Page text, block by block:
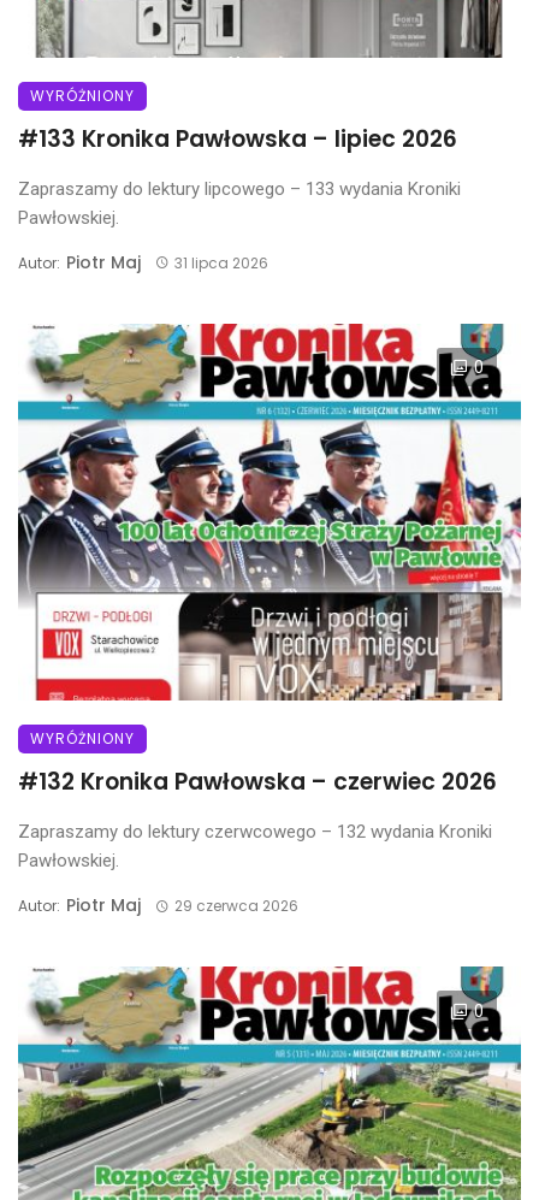
WYRÓŻNIONY
#133 Kronika Pawłowska – lipiec 2026
Zapraszamy do lektury lipcowego – 133 wydania Kroniki
Pawłowskiej.
Autor: Piotr Maj 31 lipca 2026
0
WYRÓŻNIONY
#132 Kronika Pawłowska – czerwiec 2026
Zapraszamy do lektury czerwcowego – 132 wydania Kroniki
Pawłowskiej.
Autor: Piotr Maj 29 czerwca 2026
0